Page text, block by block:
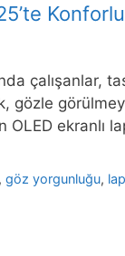
çalışanlar,
gözle
OLED
,göz yorgunluğu,